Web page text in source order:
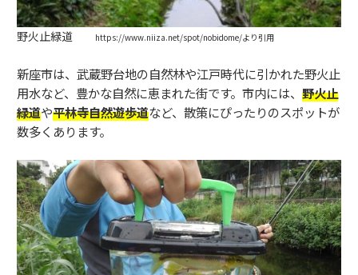
野火止緑道 https://www.niiza.net/spot/nobidome/より引用
新座市は、武蔵野台地の自然林や江戸時代に引かれた野火止
用水など、豊かな自然に恵まれた街です。市内には、 野火止
緑道や平林寺自然遊歩道など、散策にぴったりのスポットが
数多くあります。